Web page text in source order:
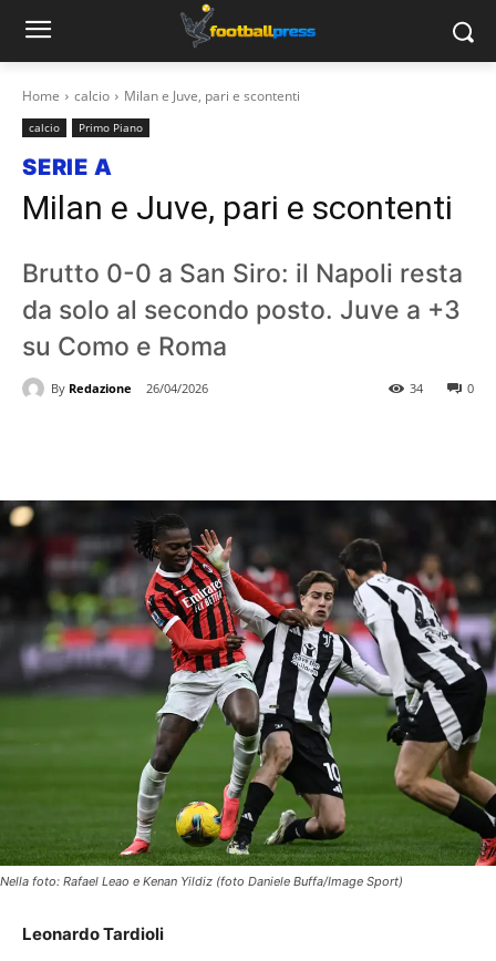
Home calcio Milan e Juve, pari e scontenti
calcio Primo Piano
SERIE A
Milan e Juve, pari e scontenti
Brutto 0-0 a San Siro: il Napoli resta
da solo al secondo posto. Juve a +3
su Como e Roma
By Redazione 26/04/2026 0
34
Nella foto: Rafael Leao e Kenan Yildiz (foto Daniele Buffa/Image Sport)
Leonardo Tardioli